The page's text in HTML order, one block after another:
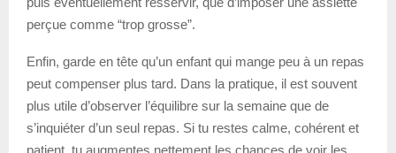
perçue comme “trop grosse”.
Enfin, garde en tête qu’un enfant qui mange peu à un repas
peut compenser plus tard. Dans la pratique, il est souvent
plus utile d’observer l’équilibre sur la semaine que de
s’inquiéter d’un seul repas. Si tu restes calme, cohérent et
patient, tu augmentes nettement les chances de voir les